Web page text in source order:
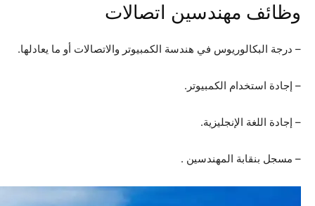
وظائف مهندسين اتصالات
– درجة البكالوريوس في هندسة الكمبيوتر والاتصالات أو ما يعادلها.
– إجادة استخدام الكمبيوتر.
– إجادة اللغة الإنجليزية.
– مسجل بنقابة المهندسين .